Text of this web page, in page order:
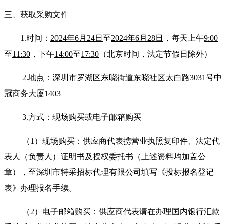
三、获取采购文件
1.时间： 2024年6月 24日 至2024年6月 28日 ，每天上午9:00
至11:30 ，下午14:00至17:30 （北京时间， 法定节假日 除外）
2.地点：深圳市罗湖区东晓街道东晓社区太白路3031号中
冠商务大厦1403
3.方式：现场购买或电子邮箱购买
（1）现场购买：供应商代表携营业执照复印件、法定代
表人（负责人）证明书及授权委托书（上述资料均加盖公
章），至深圳市特采招标代理有限公司填写《投标报名登记
表》办理报名手续。
（2）电子邮箱购买：供应商代表请在办理国内银行汇款